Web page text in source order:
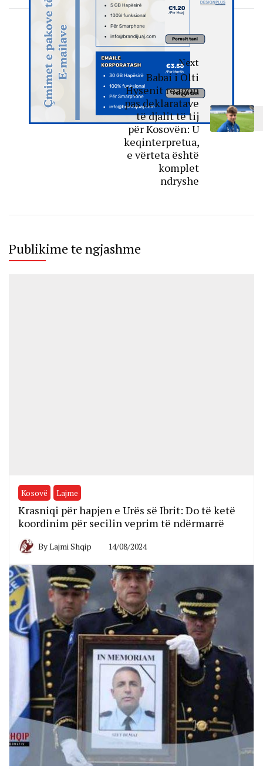
Next
Babai i Olti
Hysenit reagon
pas deklaratave
të djalit të tij
për Kosovën: U
keqinterpretua,
e vërteta është
komplet
ndryshe
Publikime te ngjashme
Kosovë Lajme
Krasniqi për hapjen e Urës së Ibrit: Do të ketë
koordinim për secilin veprim të ndërmarrë
ByLajmi Shqip 14/08/2024